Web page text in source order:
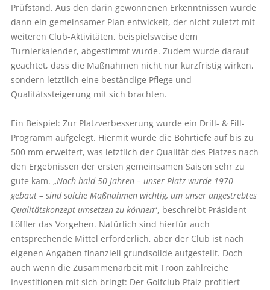
Prüfstand. Aus den darin gewonnenen Erkenntnissen wurde
dann ein gemeinsamer Plan entwickelt, der nicht zuletzt mit
weiteren Club-Aktivitäten, beispielsweise dem
Turnierkalender, abgestimmt wurde. Zudem wurde darauf
geachtet, dass die Maßnahmen nicht nur kurzfristig wirken,
sondern letztlich eine beständige Pflege und
Qualitätssteigerung mit sich brachten.
Ein Beispiel: Zur Platzverbesserung wurde ein Drill- & Fill-
Programm aufgelegt. Hiermit wurde die Bohrtiefe auf bis zu
500 mm erweitert, was letztlich der Qualität des Platzes nach
den Ergebnissen der ersten gemeinsamen Saison sehr zu
gute kam. „Nach bald 50 Jahren – unser Platz wurde 1970
gebaut – sind solche Maßnahmen wichtig, um unser angestrebtes
Qualitätskonzept umsetzen zu können“, beschreibt Präsident
Löffler das Vorgehen. Natürlich sind hierfür auch
entsprechende Mittel erforderlich, aber der Club ist nach
eigenen Angaben finanziell grundsolide aufgestellt. Doch
auch wenn die Zusammenarbeit mit Troon zahlreiche
Investitionen mit sich bringt: Der Golfclub Pfalz profitiert